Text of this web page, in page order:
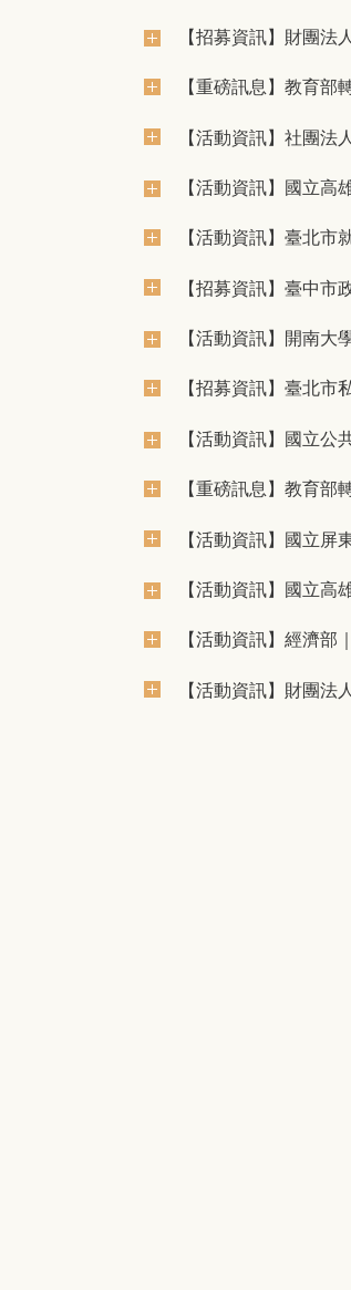
【招募資訊】財團
【重磅訊息】教育部
【活動資訊】社團
【活動資訊】國立高
【活動資訊】臺北
【招募資訊】臺中市
【活動資訊】開南
【招募資訊】臺北市
【活動資訊】國立
【重磅訊息】教育部
【活動資訊】國立屏
【活動資訊】國立
【活動資訊】經濟
【活動資訊】財團